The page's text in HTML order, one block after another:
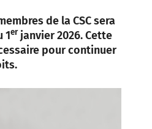
de la CSC sera
1er janvier 2026. Cette
pour continuer